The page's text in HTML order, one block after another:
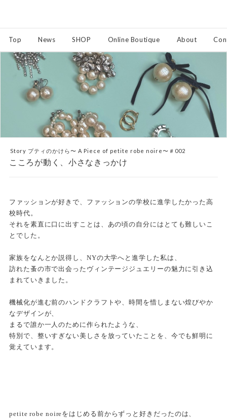
Top News SHOP Online Boutique About
Story プティのかけら〜 A Piece of petite robe noire〜＃002
こころが動く、小さなきっかけ
ファッションが好きで、ファッションの学校に進学したかった高
校時代。
それを素直に口に出すことは、あの頃の自分にはとても難しいこ
とでした。
家族をなんとか説得し、NYの大学へと進学した私は、
訪れた蚤の市で出会ったヴィンテージジュエリーの魅力に引き込
まれていきました。
機械化が進む前のハンドクラフトや、時間を惜しまない煌びやか
なデザインが、
まるで誰か一人のために作られたような、
特別で、整いすぎない美しさを放っていたことを、今でも鮮明に
覚えています。
petite robe noireをはじめる前からずっと好きだったのは、